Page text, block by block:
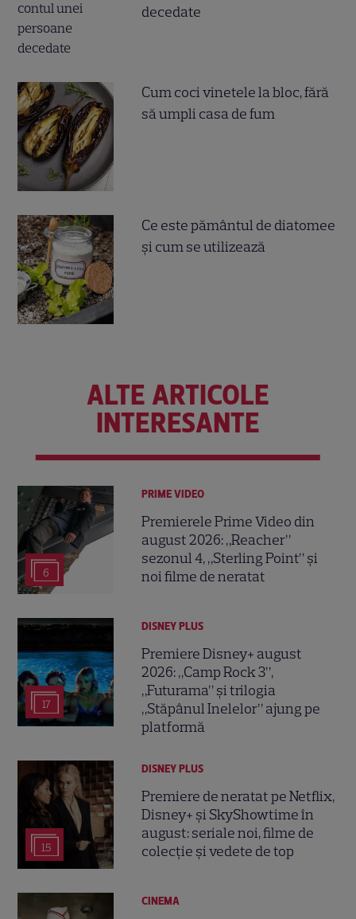
decedate
Cum coci vinetele la bloc, fără
să umpli casa de fum
Ce este pământul de diatomee
și cum se utilizează
ALTE ARTICOLE
INTERESANTE
6
PRIME VIDEO
Premierele Prime Video din
august 2026: „Reacher”
sezonul 4, „Sterling Point” și
noi filme de neratat
17
DISNEY PLUS
Premiere Disney+ august
2026: „Camp Rock 3”,
„Futurama” și trilogia
„Stăpânul Inelelor” ajung pe
platformă
15
DISNEY PLUS
Premiere de neratat pe Netflix,
Disney+ și SkyShowtime în
august: seriale noi, filme de
colecție și vedete de top
CINEMA